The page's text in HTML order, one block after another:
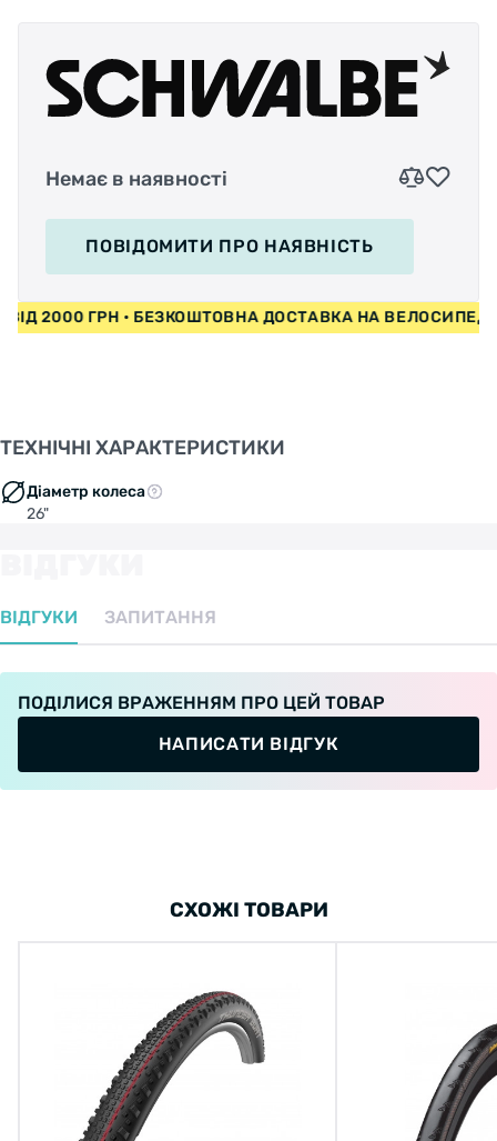
Немає в наявності
ПОВІДОМИТИ ПРО НАЯВНІСТЬ
ВІД 2000 ГРН • БЕЗКОШТОВНА ДОСТАВКА НА
ТЕХНІЧНІ ХАРАКТЕРИСТИКИ
Діаметр колеса
26"
ВІДГУКИ ЗАПИТАННЯ
ПОДІЛИСЯ ВРАЖЕННЯМ ПРО ЦЕЙ ТОВАР
НАПИСАТИ ВІДГУК
СХОЖІ ТОВАРИ